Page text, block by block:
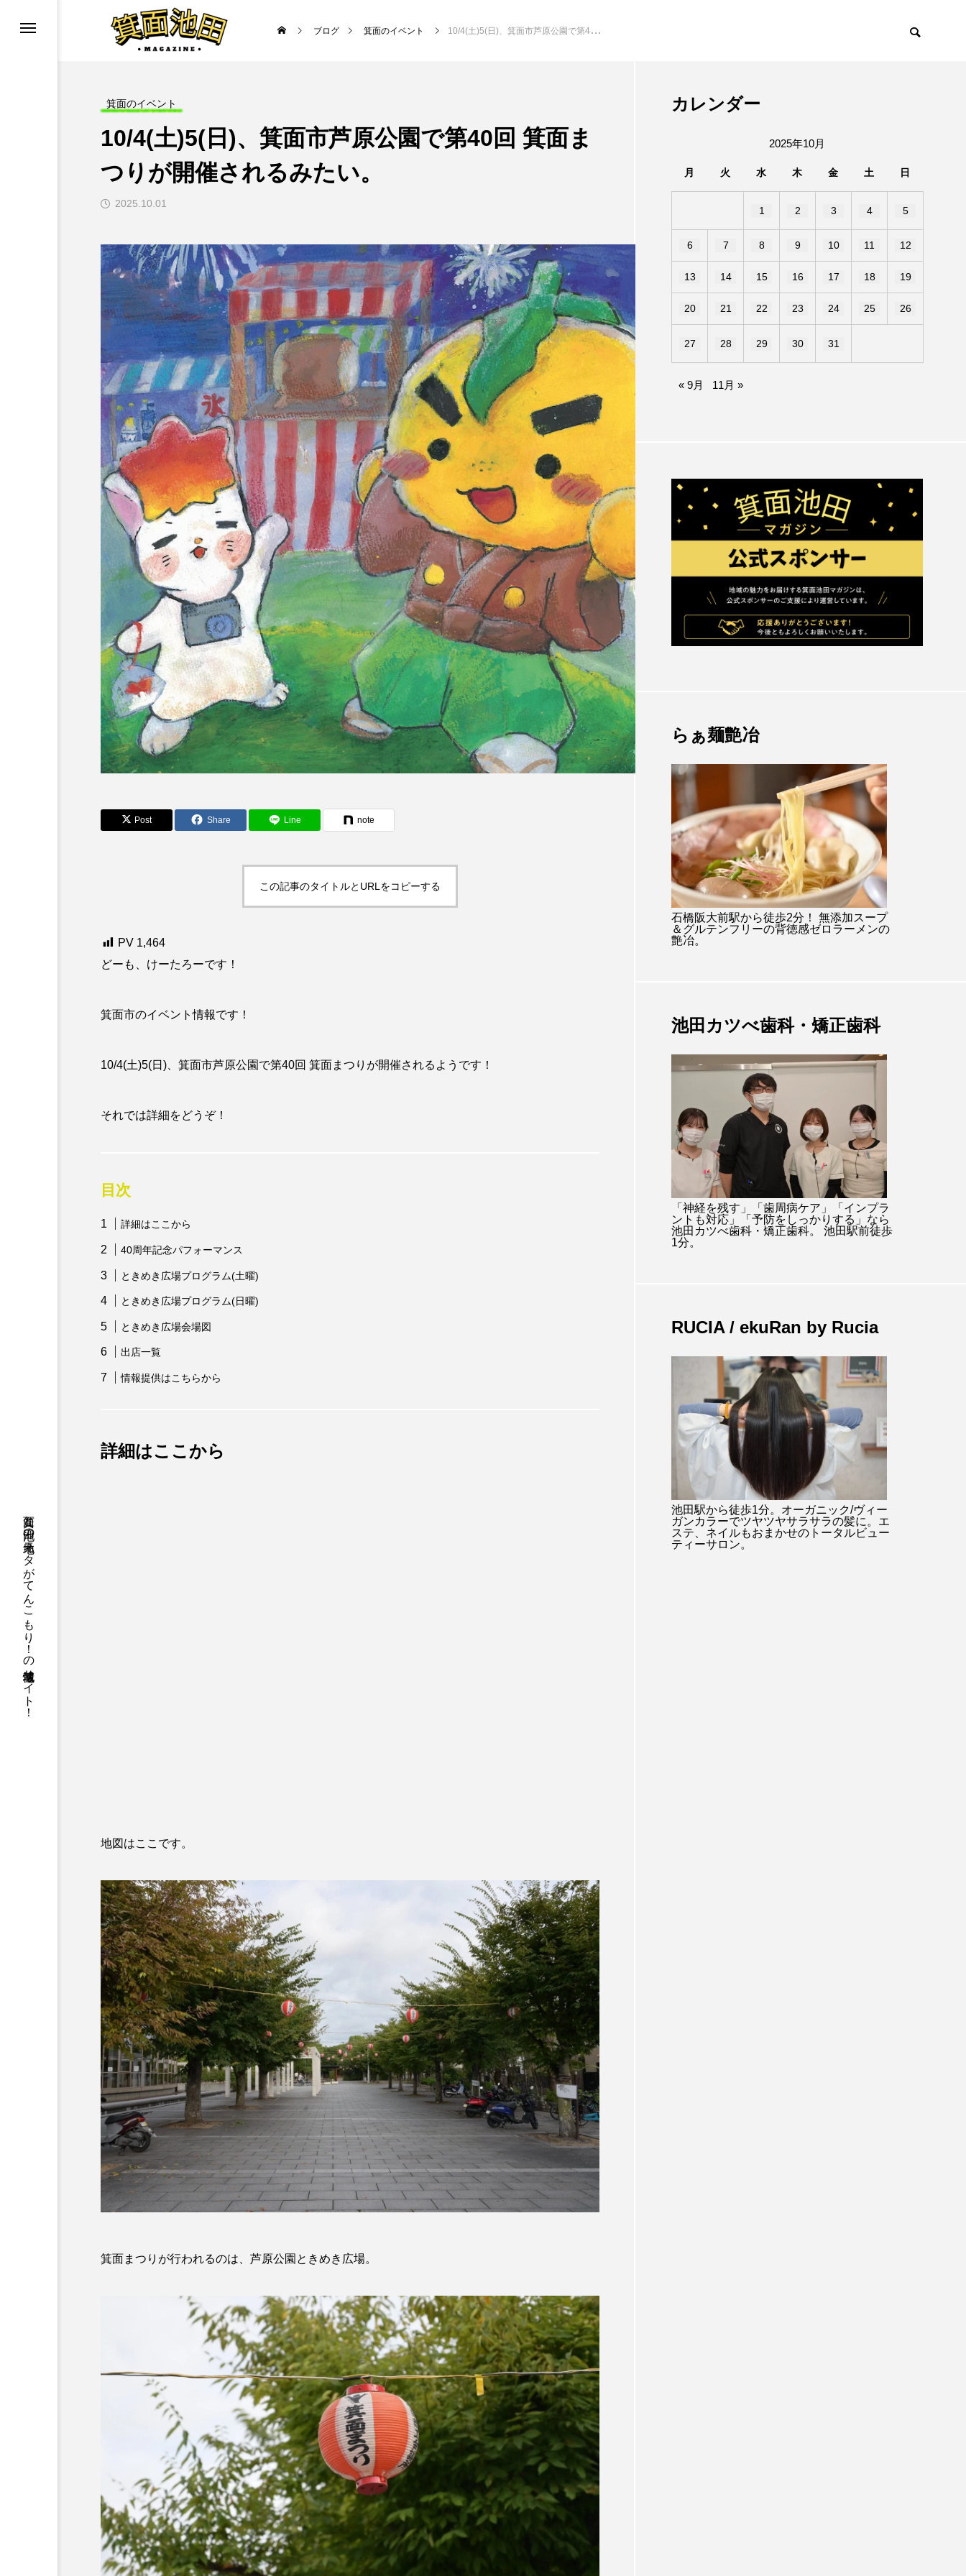
箕面と池田の地元ネタがてんこもり！の地域情報サイト！
ブログ 箕面のイベント 10/4(土)5(日)、箕面市芦原公園で第40回 箕面まつりが開催されるみたい。
箕面のイベント
10/4(土)5(日)、箕面市芦原公園で第40回 箕面ま
つりが開催されるみたい。
2025.10.01
Post Share Line note
この記事のタイトルとURLをコピーする
PV 1,464
どーも、けーたろーです！
箕面市のイベント情報です！
10/4(土)5(日)、箕面市芦原公園で第40回 箕面まつりが開催されるようです！
それでは詳細をどうぞ！
目次
詳細はここから
40周年記念パフォーマンス
ときめき広場プログラム(土曜)
ときめき広場プログラム(日曜)
ときめき広場会場図
出店一覧
情報提供はこちらから
詳細はここから
地図はここです。
箕面まつりが行われるのは、芦原公園ときめき広場。
カレンダー
2025年10月
月 火 水 木 金 土 日
1 2 3 4 5
6 7 8 9 10 11 12
13 14 15 16 17 18 19
20 21 22 23 24 25 26
27 28 29 30 31
« 9月 11月 »
らぁ麺艶冶
石橋阪大前駅から徒歩2分！ 無添加スープ
＆グルテンフリーの背徳感ゼロラーメンの
艶冶。
池田カツべ歯科・矯正歯科
「神経を残す」「歯周病ケア」「インプラ
ントも対応」「予防をしっかりする」なら
池田カツべ歯科・矯正歯科。 池田駅前徒歩
1分。
RUCIA / ekuRan by Rucia
池田駅から徒歩1分。オーガニック/ヴィー
ガンカラーでツヤツヤサラサラの髪に。エ
ステ、ネイルもおまかせのトータルビュー
ティーサロン。